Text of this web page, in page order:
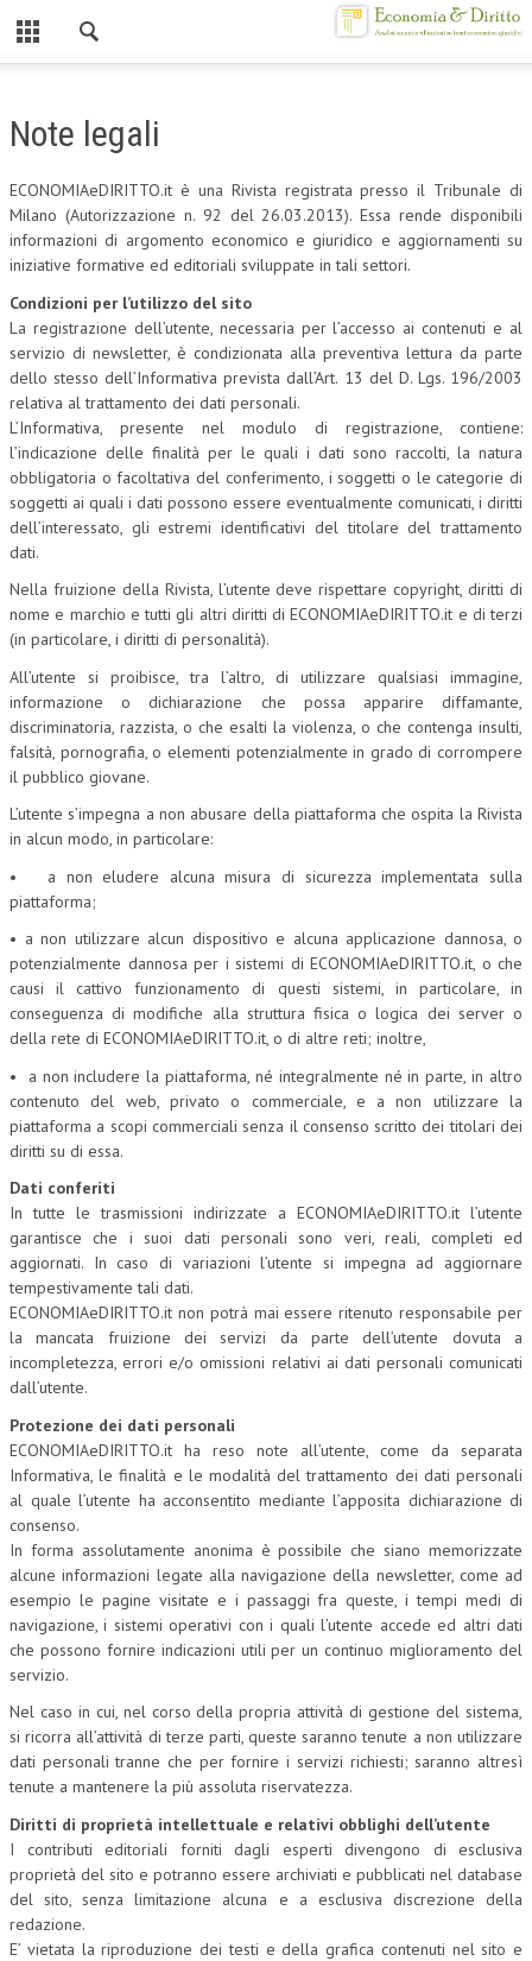
CHI SIAMO
MISSION
CONTATTI
CENTRO STUDI
ATTO COSTITUTIVO E STATUTO
OBIETTIVI
DIREZIONE SCIENTIFICA
ALTA FORMAZIONE
ARCHIVIO CORSI 2015
BROCHURE CE.S.E.D.
LA RIVISTA
COMITATO SCIENTIFICO
COMITATO EDITORIALE
REDAZIONE
CODICE ETICO
COLLABORA CON NOI
ECONOMIA
CORPORATE SOCIAL RESPONSIBILITY
ECONOMIA DELL’ARTE
INTERNAZIONALIZZAZIONE
HUMAN RESOURCES
RISORSE UMANE
TREASURY IN FINANCIAL SERVICES
RISK MANAGEMENT
SVILUPPO SOSTENIBILE
PERSONA E CITTÀ
L’UMANISTA
DIRITTO
DIRITTO PENALE D’IMPRESA
DIRITTO DEL LAVORO
DIRITTO DELLE IMPRESE IN CRISI
CRIMINOLOGIA E CRIMINALISTICA
SICUREZZA SUL LAVORO
Note legali
ECONOMIAeDIRITTO.it è una Rivista registrata presso il Tribunale di
Milano (Autorizzazione n. 92 del 26.03.2013). Essa rende disponibili
informazioni di argomento economico e giuridico e aggiornamenti su
iniziative formative ed editoriali sviluppate in tali settori.
Condizioni per l’utilizzo del sito
La registrazione dell’utente, necessaria per l’accesso ai contenuti e al
servizio di newsletter, è condizionata alla preventiva lettura da parte
dello stesso dell’Informativa prevista dall’Art. 13 del D. Lgs. 196/2003
relativa al trattamento dei dati personali.
L’Informativa, presente nel modulo di registrazione, contiene:
l’indicazione delle finalità per le quali i dati sono raccolti, la natura
obbligatoria o facoltativa del conferimento, i soggetti o le categorie di
soggetti ai quali i dati possono essere eventualmente comunicati, i diritti
dell’interessato, gli estremi identificativi del titolare del trattamento
dati.
Nella fruizione della Rivista, l’utente deve rispettare copyright, diritti di
nome e marchio e tutti gli altri diritti di ECONOMIAeDIRITTO.it e di terzi
(in particolare, i diritti di personalità).
All’utente si proibisce, tra l’altro, di utilizzare qualsiasi immagine,
informazione o dichiarazione che possa apparire diffamante,
discriminatoria, razzista, o che esalti la violenza, o che contenga insulti,
falsità, pornografia, o elementi potenzialmente in grado di corrompere
il pubblico giovane.
L’utente s’impegna a non abusare della piattaforma che ospita la Rivista
in alcun modo, in particolare:
• a non eludere alcuna misura di sicurezza implementata sulla
piattaforma;
• a non utilizzare alcun dispositivo e alcuna applicazione dannosa, o
potenzialmente dannosa per i sistemi di ECONOMIAeDIRITTO.it, o che
causi il cattivo funzionamento di questi sistemi, in particolare, in
conseguenza di modifiche alla struttura fisica o logica dei server o
della rete di ECONOMIAeDIRITTO.it, o di altre reti; inoltre,
• a non includere la piattaforma, né integralmente né in parte, in altro
contenuto del web, privato o commerciale, e a non utilizzare la
piattaforma a scopi commerciali senza il consenso scritto dei titolari dei
diritti su di essa.
Dati conferiti
In tutte le trasmissioni indirizzate a ECONOMIAeDIRITTO.it l’utente
garantisce che i suoi dati personali sono veri, reali, completi ed
aggiornati. In caso di variazioni l’utente si impegna ad aggiornare
tempestivamente tali dati.
ECONOMIAeDIRITTO.it non potrà mai essere ritenuto responsabile per
la mancata fruizione dei servizi da parte dell’utente dovuta a
incompletezza, errori e/o omissioni relativi ai dati personali comunicati
dall’utente.
Protezione dei dati personali
ECONOMIAeDIRITTO.it ha reso note all’utente, come da separata
Informativa, le finalità e le modalità del trattamento dei dati personali
al quale l’utente ha acconsentito mediante l’apposita dichiarazione di
consenso.
In forma assolutamente anonima è possibile che siano memorizzate
alcune informazioni legate alla navigazione della newsletter, come ad
esempio le pagine visitate e i passaggi fra queste, i tempi medi di
navigazione, i sistemi operativi con i quali l’utente accede ed altri dati
che possono fornire indicazioni utili per un continuo miglioramento del
servizio.
Nel caso in cui, nel corso della propria attività di gestione del sistema,
si ricorra all’attività di terze parti, queste saranno tenute a non utilizzare
dati personali tranne che per fornire i servizi richiesti; saranno altresì
tenute a mantenere la più assoluta riservatezza.
Diritti di proprietà intellettuale e relativi obblighi dell’utente
I contributi editoriali forniti dagli esperti divengono di esclusiva
proprietà del sito e potranno essere archiviati e pubblicati nel database
del sito, senza limitazione alcuna e a esclusiva discrezione della
redazione.
E’ vietata la riproduzione dei testi e della grafica contenuti nel sito e